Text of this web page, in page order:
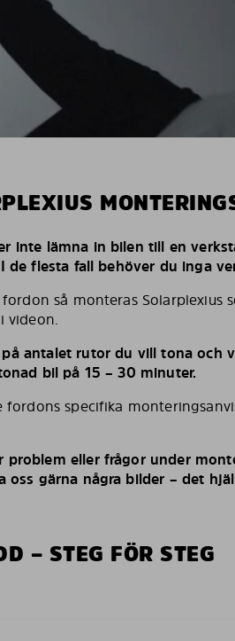
inte lämna in bilen till en
de flesta fall behöver du inga
så monteras Solarplexius
videon.
på antalet rutor du vill tona och
bil på 15 – 30 minuter.
fordons specifika
problem eller frågor under
oss gärna några bilder – det
– STEG FÖR STEG